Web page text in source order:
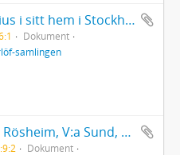
Familjen Afzelius i sitt hem i Stockholm
Dokument
samlingen
Fjaestads villa Rösheim, V:a Sund, Arvika
Dokument